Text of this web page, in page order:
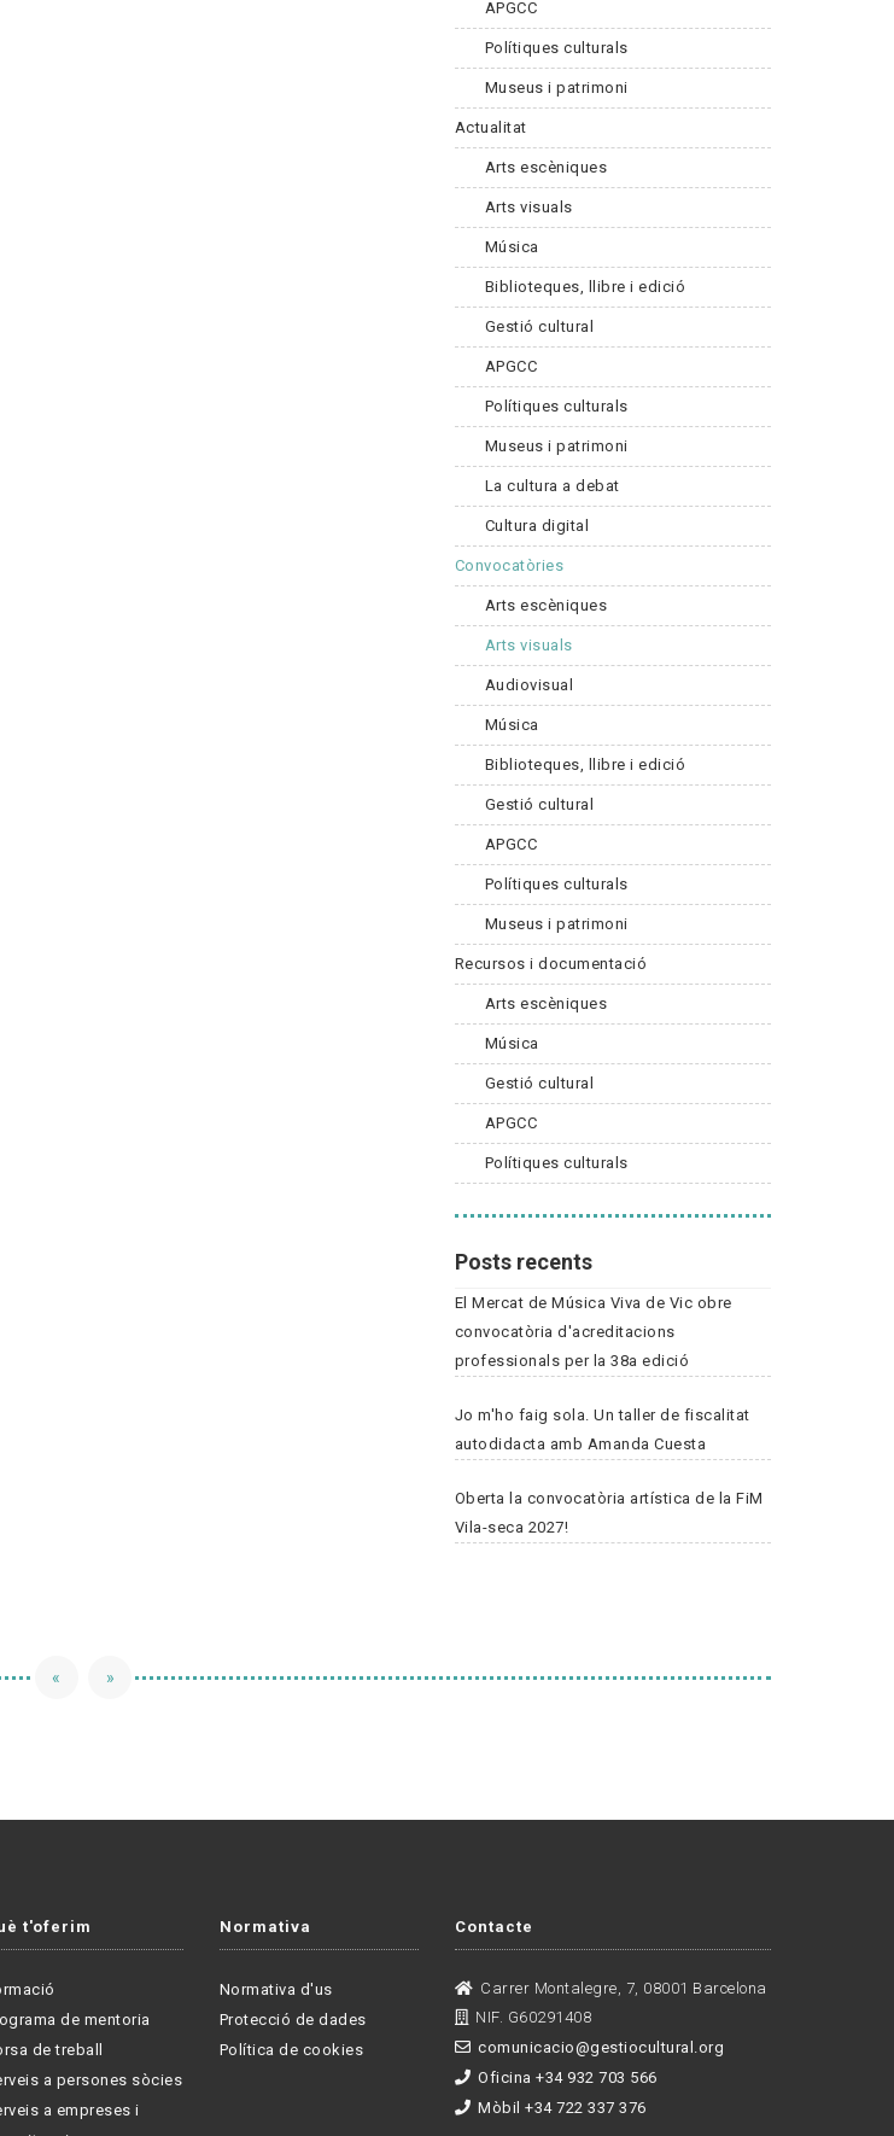
APGCC
Polítiques culturals
Museus i patrimoni
Actualitat
Arts escèniques
Arts visuals
Música
Biblioteques, llibre i edició
Gestió cultural
APGCC
Polítiques culturals
Museus i patrimoni
La cultura a debat
Cultura digital
Convocatòries
Arts escèniques
Arts visuals
Audiovisual
Música
Biblioteques, llibre i edició
Gestió cultural
APGCC
Polítiques culturals
Museus i patrimoni
Recursos i documentació
Arts escèniques
Música
Gestió cultural
APGCC
Polítiques culturals
Posts recents
El Mercat de Música Viva de Vic obre
convocatòria d'acreditacions
professionals per la 38a edició
Jo m'ho faig sola. Un taller de fiscalitat
autodidacta amb Amanda Cuesta
Oberta la convocatòria artística de la FiM
Vila-seca 2027!
« »
t'oferim
de mentoria
de treball
a persones sòcies
a empreses i
Normativa
Normativa d'us
Protecció de dades
Política de cookies
Contacte
Carrer Montalegre, 7, 08001 Barcelona
NIF. G60291408
comunicacio@gestiocultural.org
Oficina +34 932 703 566
Mòbil +34 722 337 376